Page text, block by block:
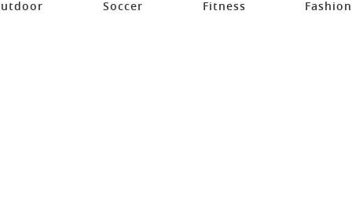
Soccer Fitness Fashion